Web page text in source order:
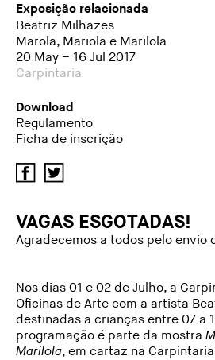
Exposição relacionada
Beatriz Milhazes
Marola, Mariola e Marilola
20 May – 16 Jul 2017
Carpintaria
Download
Regulamento
Ficha de inscrição
VAGAS ESGOTADAS!
Agradecemos a todos pelo envio
Nos dias 01 e 02 de Julho, a
Oficinas de Arte com a artista
destinadas a crianças entre 07 a
programação é parte da mostra
Marilola, em cartaz na